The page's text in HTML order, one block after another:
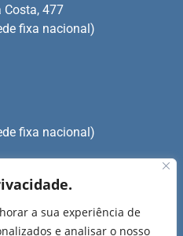
a sua experiência de
e analisar o nosso
fixa nacional)
Costa, 477
fixa nacional)